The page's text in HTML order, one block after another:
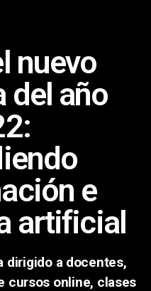
nuevo
del año
e
artificial
dirigido a docentes,
cursos online, clases